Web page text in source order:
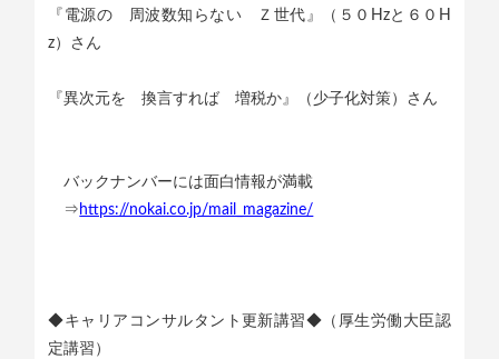
『電源の 周波数知らない Ｚ世代』（５０Hzと６０H
z）さん
『異次元を 換言すれば 増税か』（少子化対策）さん
バックナンバーには面白情報が満載
⇒ https://nokai.co.jp/mail_magazine/
◆キャリアコンサルタント更新講習◆（厚生労働大臣認
定講習）